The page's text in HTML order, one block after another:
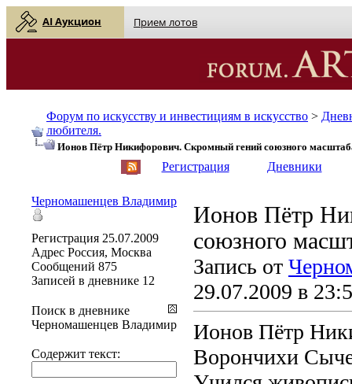
AI Аукцион Прием лотов
Форум по искусству и инвестициям в искусство >
любителя.
Ионов Пётр Никифорович. Скромный гений союзного
Регистрация Дневники
Ионов Пётр
союзного
Запись от
29.07.2009 в
Ионов Пётр
Ворончихи
Черномашенцев Владимир
Регистрация 25.07.2009
Адрес Россия, Москва
Сообщений 875
Записей в дневнике 12
Поиск в дневнике
Черномашенцев Владимир
Содержит текст: